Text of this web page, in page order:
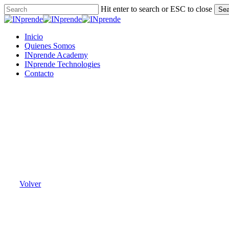
Skip
to
content
Hit enter to search or ESC to close
Close
Menu
Inicio
Quienes Somos
INprende Academy
INprende Technologies
Contacto
Volver